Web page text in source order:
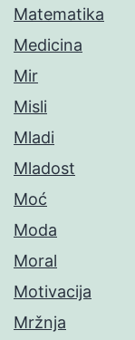
Matematika
Medicina
Mir
Misli
Mladi
Mladost
Moć
Moda
Moral
Motivacija
Mržnja